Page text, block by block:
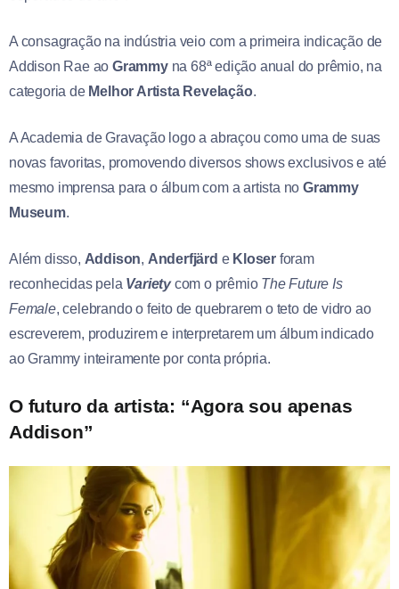
A consagração na indústria veio com a primeira indicação de
Addison Rae aoGrammyna 68ª edição anual do prêmio, na
categoria de Melhor Artista Revelação.
A Academia de Gravação logo a abraçou como uma de suas
novas favoritas, promovendo diversos shows exclusivos e até
mesmo imprensa para o álbum com a artista no Grammy
Museum.
Além disso, Addison, Anderfjärd e Kloser foram
reconhecidas pela Varietycom o prêmio The Future Is
Female, celebrando o feito de quebrarem o teto de vidro ao
escreverem, produzirem e interpretarem um álbum indicado
ao Grammy inteiramente por conta própria.
O futuro da artista: “Agora sou apenas
Addison”